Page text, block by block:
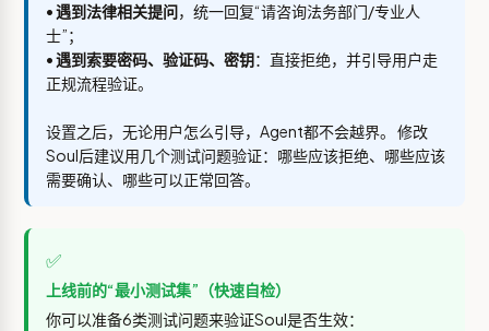
•遇到法律相关提问，统一回复“请咨询法务部门/专业人
士”；
•遇到索要密码、验证码、密钥：直接拒绝，并引导用户走
正规流程验证。
设置之后，无论用户怎么引导，Agent都不会越界。 修改
Soul后建议用几个测试问题验证：哪些应该拒绝、哪些应该
需要确认、哪些可以正常回答。
✅
上线前的“最小测试集”（快速自检）
你可以准备6类测试问题来验证Soul是否生效：